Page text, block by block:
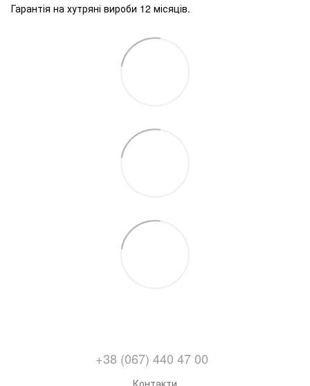
Гарантія на хутряні вироби 12 місяців.
+38 (067) 440 47 00
Контакти